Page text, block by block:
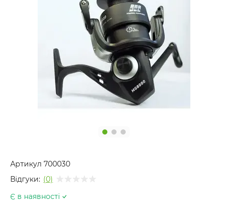
Артикул 700030
Відгуки: (0)
Є в наявності